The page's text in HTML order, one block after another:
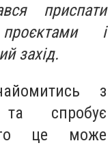
приспати
і
захід.
з
спробує
це може